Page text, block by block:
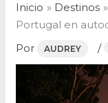
Inicio
Destinos
Portugal en
Por
AUDREY /